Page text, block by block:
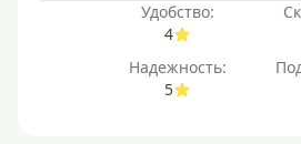
Удобство:
4
Надежность:
5